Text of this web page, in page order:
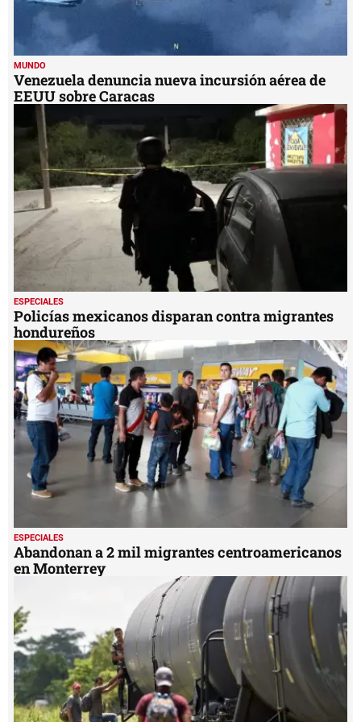
MUNDO
Venezuela denuncia nueva incursión aérea de
EEUU sobre Caracas
ESPECIALES
Policías mexicanos disparan contra migrantes
hondureños
ESPECIALES
Abandonan a 2 mil migrantes centroamericanos
en Monterrey